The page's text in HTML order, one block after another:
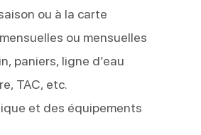
ou à la carte
ou mensuelles
paniers, ligne d’eau
TAC, etc.
et des équipements